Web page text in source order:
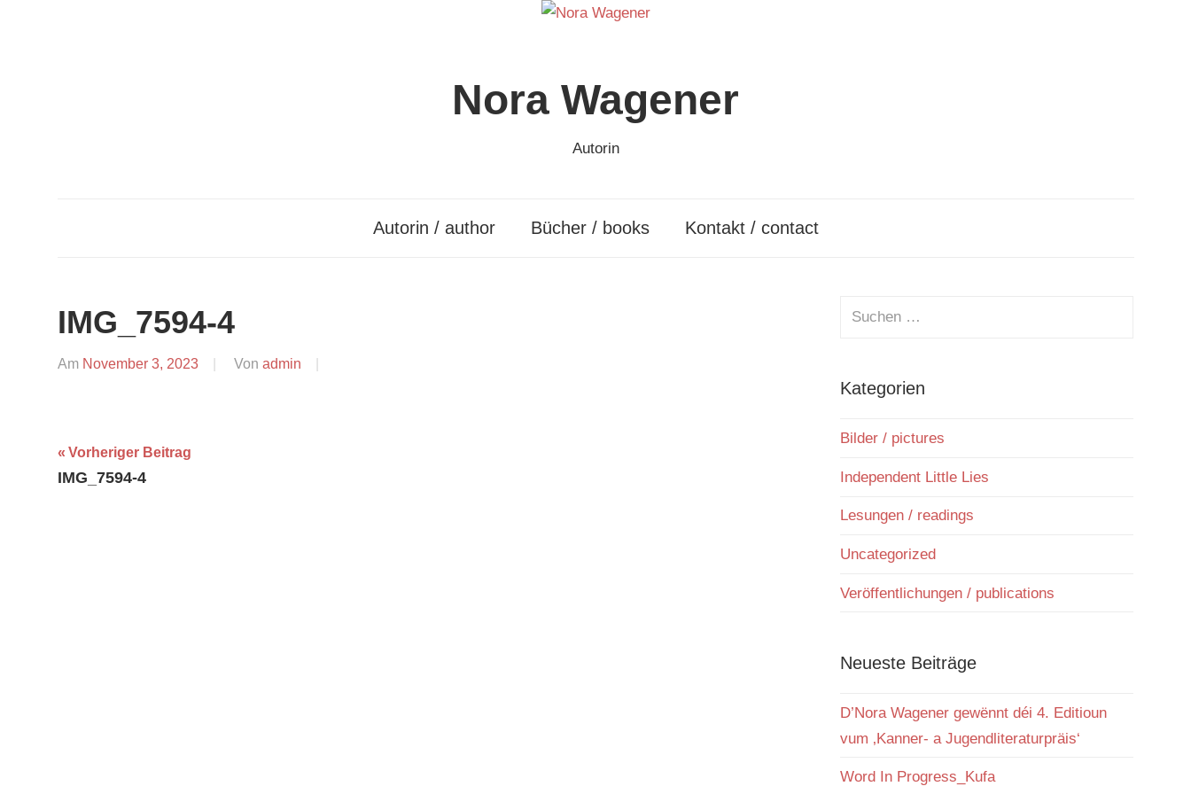
Nora Wagener
Autorin
Autorin / author Bücher / books Kontakt / contact
IMG_7594-4
Am November 3, 2023 Von admin
Beitragsnavigation
Vorheriger Beitrag
IMG_7594-4
Suchen
Kategorien
Bilder / pictures
Independent Little Lies
Lesungen / readings
Uncategorized
Veröffentlichungen / publications
Neueste Beiträge
D’Nora Wagener gewënnt déi 4. Editioun
vum ‚Kanner- a Jugendliteraturpräis‘
Word In Progress_Kufa